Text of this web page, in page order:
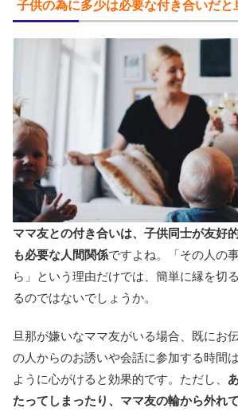
子供の為に多少は必要な付き合いだと
ママ友との付き合いは、子供同士が友好
も必要な人間関係ですよね。「その人の
ら」という理由だけでは、簡単に縁を切
るのではないでしょうか。
旦那が嫌いなママ友がいる場合、既にお
の人からのお誘いや会話に参加する時間
ように心がけると効果的です。ただし、
たってしまったり、ママ友の輪から外れ